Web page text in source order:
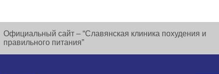
Официальный сайт – “Славянская клиника похудения и
правильного питания”